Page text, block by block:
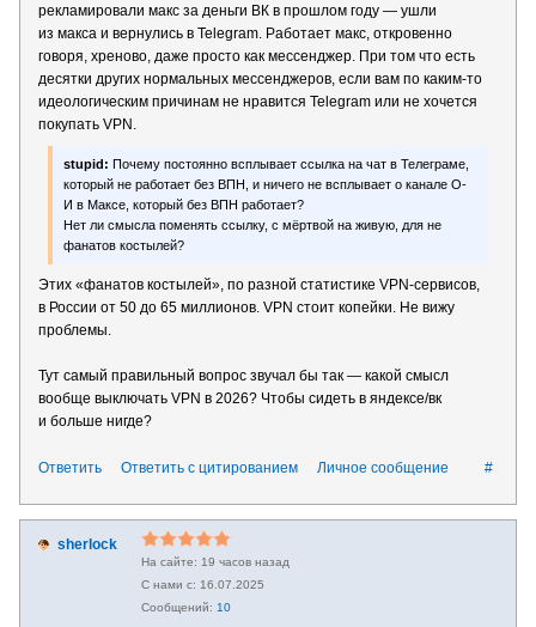
рекламировали макс за деньги ВК в прошлом году — ушли
из макса и вернулись в Telegram. Работает макс, откровенно
говоря, хреново, даже просто как мессенджер. При том что есть
десятки других нормальных мессенджеров, если вам по каким-то
идеологическим причинам не нравится Telegram или не хочется
покупать VPN.
stupid: Почему постоянно всплывает ссылка на чат в Телеграме,
который не работает без ВПН, и ничего не всплывает о канале О-
И в Максе, который без ВПН работает?
Нет ли смысла поменять ссылку, с мёртвой на живую, для не
фанатов костылей?
Этих «фанатов костылей», по разной статистике VPN-сервисов,
в России от 50 до 65 миллионов. VPN стоит копейки. Не вижу
проблемы.
Тут самый правильный вопрос звучал бы так — какой смысл
вообще выключать VPN в 2026? Чтобы сидеть в яндексе/вк
и больше нигде?
#
Ответить Ответить с цитированием Личное сообщение
sherlock
19 часов назад
16.07.2025
10